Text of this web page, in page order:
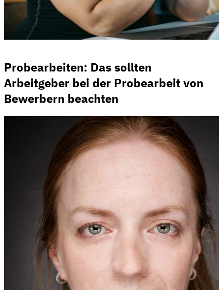
Probearbeiten: Das sollten
Arbeitgeber bei der Probearbeit von
Bewerbern beachten